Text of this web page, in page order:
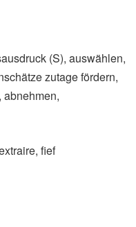
(S)​, auswählen,
zutage fördern,
fief